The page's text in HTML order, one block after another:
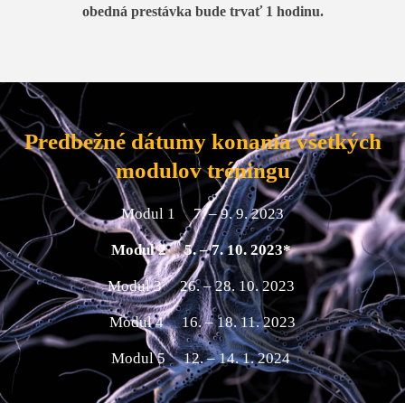
obedná prestávka bude trvať 1 hodinu.
Predbežné dátumy konania všetkých
modulov tréningu
Modul 1 7. – 9. 9. 2023
Modul 2 5. – 7. 10. 2023*
Modul 3 26. – 28. 10. 2023
Modul 4 16. – 18. 11. 2023
Modul 5 12. – 14. 1. 2024